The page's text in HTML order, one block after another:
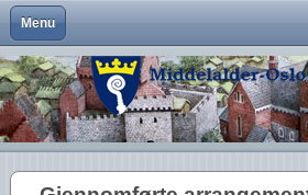
Menu
Om Middelalder-Oslo
Hva er Middelalder-Oslo?
Hva vi vil
Medlemsfordeler og faste
Vedtekter
Foreningens navn og logo
Kontaktinfo
Formål
Visjon
Handlingsplan
Møter og foredrag
Våre arrangementer
Medlemsturer
Middelalderbeltet
Middelalderparken
Presse
Middelalderbyen
Dagligliv
Arkeologiske funn
Medlemsblad
Brukernavn
Passord
Husk meg